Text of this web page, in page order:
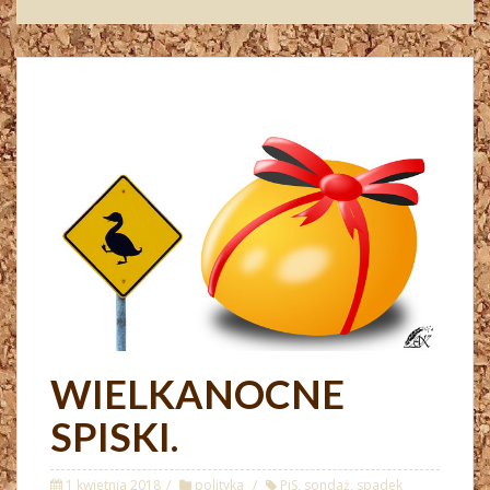
WIELKANOCNE
SPISKI.
1 kwietnia 2018 polityka PiS, sondaż, spadek